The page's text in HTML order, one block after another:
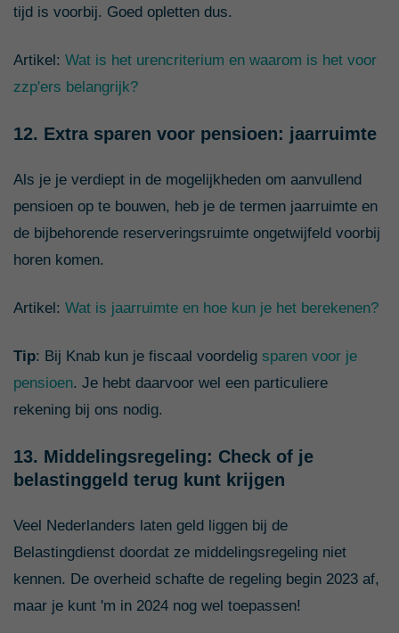
tijd is voorbij. Goed opletten dus.
Artikel: Wat is het urencriterium en waarom is het voor
zzp'ers belangrijk?
12. Extra sparen voor pensioen: jaarruimte
Als je je verdiept in de mogelijkheden om aanvullend
pensioen op te bouwen, heb je de termen jaarruimte en
de bijbehorende reserveringsruimte ongetwijfeld voorbij
horen komen.
Artikel: Wat is jaarruimte en hoe kun je het berekenen?
Tip: Bij Knab kun je fiscaal voordelig sparen voor je
pensioen. Je hebt daarvoor wel een particuliere
rekening bij ons nodig.
13. Middelingsregeling: Check of je
belastinggeld terug kunt krijgen
Veel Nederlanders laten geld liggen bij de
Belastingdienst doordat ze middelingsregeling niet
kennen. De overheid schafte de regeling begin 2023 af,
maar je kunt 'm in 2024 nog wel toepassen!